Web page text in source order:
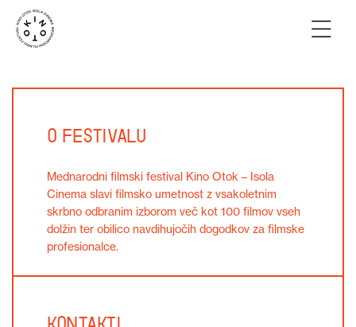
O festivalu
Mednarodni filmski festival Kino Otok – Isola
Cinema slavi filmsko umetnost z vsakoletnim
skrbno odbranim izborom več kot 100 filmov vseh
dolžin ter obilico navdihujočih dogodkov za filmske
profesionalce.